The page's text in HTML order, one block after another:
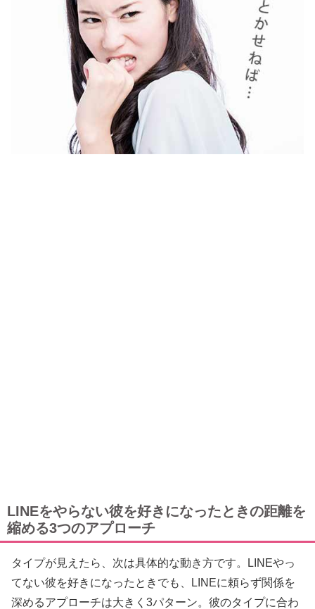
LINEをやらない彼を好きになったときの距離を
縮める3つのアプローチ
タイプが見えたら、次は具体的な動き方です。LINEやっ
てない彼を好きになったときでも、LINEに頼らず関係を
深めるアプローチは大きく3パターン。彼のタイプに合わ